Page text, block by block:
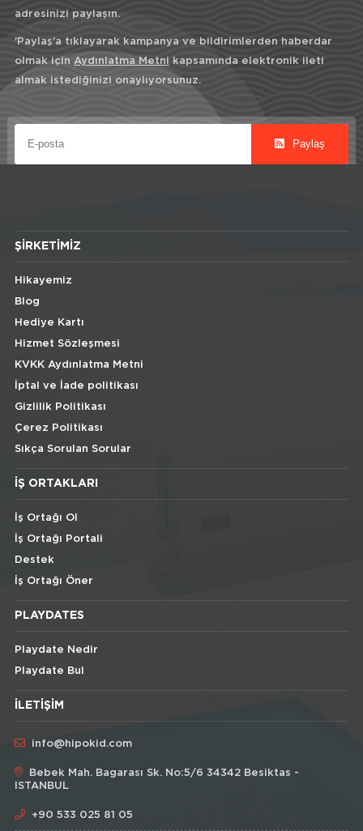
adresinizi paylaşın.
'Paylaş'a tıklayarak kampanya ve bildirimlerden haberdar
olmak için Aydınlatma Metni kapsamında elektronik ileti
almak istediğinizi onaylıyorsunuz.
Paylaş
ŞIRKETIMIZ
Hikayemiz
Blog
Hediye Kartı
Hizmet Sözleşmesi
KVKK Aydınlatma Metni
İptal ve İade politikası
Gizlilik Politikası
Çerez Politikası
Sıkça Sorulan Sorular
İŞ ORTAKLARI
İş Ortağı Ol
İş Ortağı Portali
Destek
İş Ortağı Öner
PLAYDATES
Playdate Nedir
Playdate Bul
İLETIŞIM
info@hipokid.com
Bebek Mah. Bagarası Sk. No:5/6 34342 Besiktas -
ISTANBUL
+90 533 025 81 05